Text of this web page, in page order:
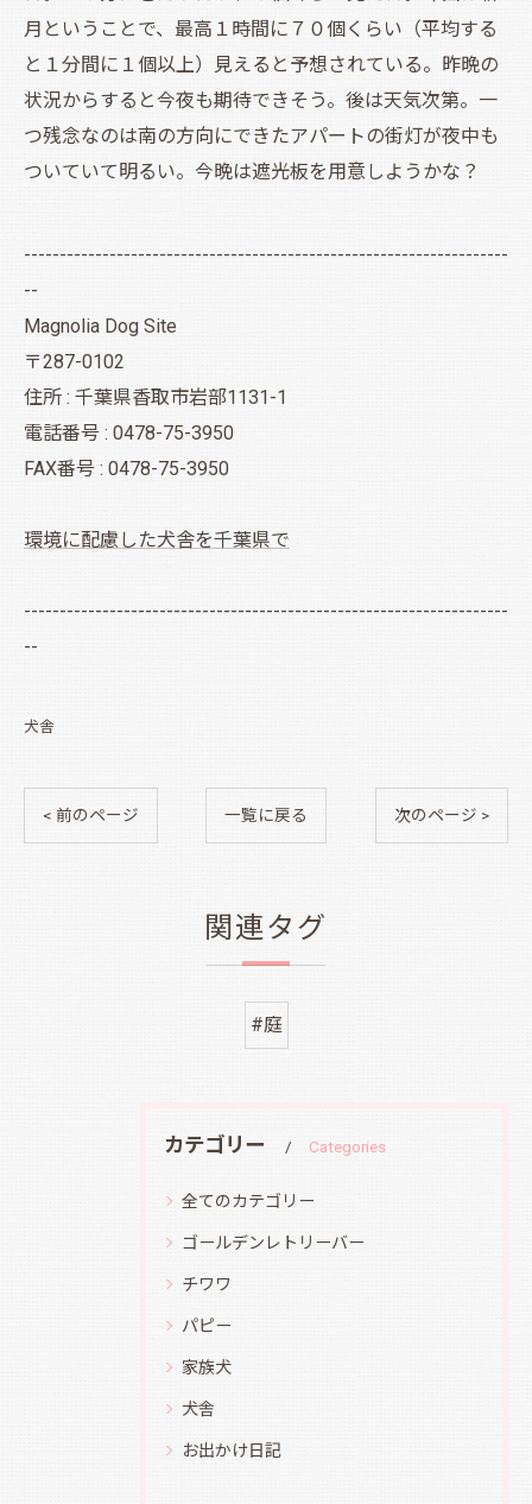
月ということで、最高１時間に７０個くらい（平均する
と１分間に１個以上）見えると予想されている。昨晩の
状況からすると今夜も期待できそう。後は天気次第。一
つ残念なのは南の方向にできたアパートの街灯が夜中も
ついていて明るい。今晩は遮光板を用意しようかな？
--------------------------------------------------------------------
--
Magnolia Dog Site
〒287-0102
住所 : 千葉県香取市岩部1131-1
電話番号 : 0478-75-3950
FAX番号 : 0478-75-3950
環境に配慮した犬舎を千葉県で
--------------------------------------------------------------------
--
犬舎
< 前のページ 一覧に戻る 次のページ >
関連タグ
#庭
カテゴリー Categories
全てのカテゴリー
ゴールデンレトリーバー
チワワ
パピー
家族犬
犬舎
お出かけ日記